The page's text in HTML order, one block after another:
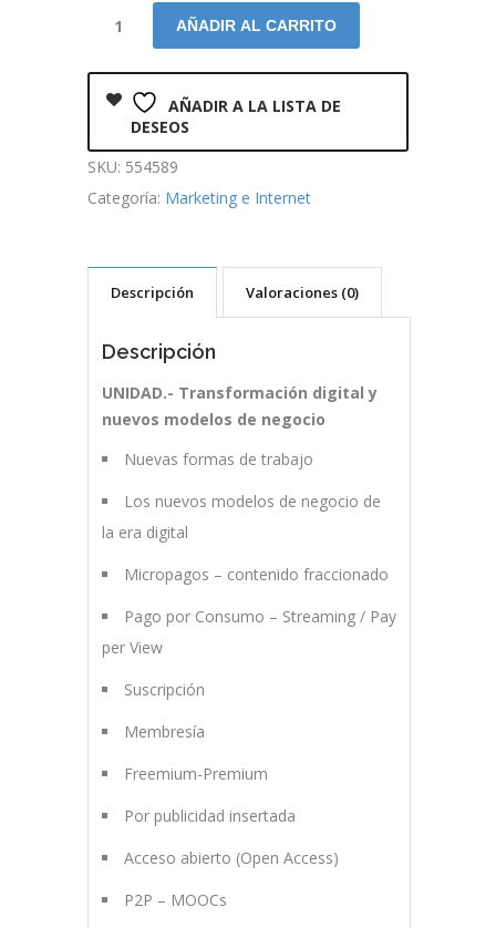
AÑADIR AL CARRITO
AÑADIR A LA LISTA DE
DESEOS
SKU: 554589
Categoría: Marketing e Internet
Descripción Valoraciones (0)
Descripción
UNIDAD.- Transformación digital y
nuevos modelos de negocio
Nuevas formas de trabajo
Los nuevos modelos de negocio de
la era digital
Micropagos – contenido fraccionado
Pago por Consumo – Streaming / Pay
per View
Suscripción
Membresía
Freemium-Premium
Por publicidad insertada
Acceso abierto (Open Access)
P2P – MOOCs